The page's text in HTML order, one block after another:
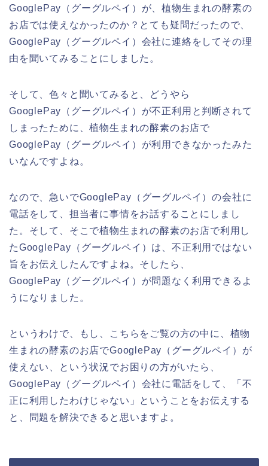
GooglePay（グーグルペイ）が、植物生まれの酵素の
お店では使えなかったのか？とても疑問だったので、
GooglePay（グーグルペイ）会社に連絡をしてその理
由を聞いてみることにしました。
そして、色々と聞いてみると、どうやら
GooglePay（グーグルペイ）が不正利用と判断されて
しまったために、植物生まれの酵素のお店で
GooglePay（グーグルペイ）が利用できなかったみた
いなんですよね。
なので、急いでGooglePay（グーグルペイ）の会社に
電話をして、担当者に事情をお話することにしまし
た。そして、そこで植物生まれの酵素のお店で利用し
たGooglePay（グーグルペイ）は、不正利用ではない
旨をお伝えしたんですよね。そしたら、
GooglePay（グーグルペイ）が問題なく利用できるよ
うになりました。
というわけで、もし、こちらをご覧の方の中に、植物
生まれの酵素のお店でGooglePay（グーグルペイ）が
使えない、という状況でお困りの方がいたら、
GooglePay（グーグルペイ）会社に電話をして、「不
正に利用したわけじゃない」ということをお伝えする
と、問題を解決できると思いますよ。